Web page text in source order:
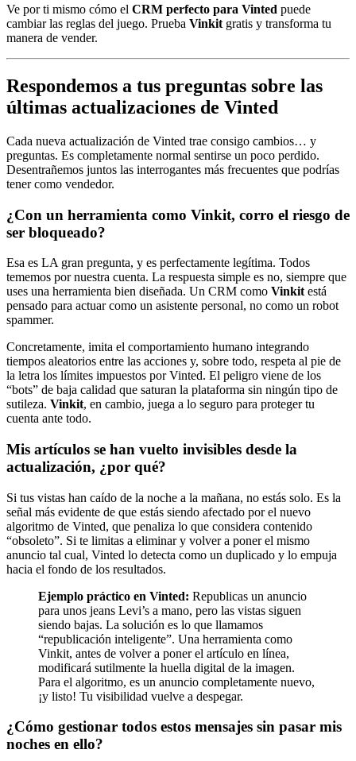
Ve por ti mismo cómo el CRM perfecto para Vinted puede
cambiar las reglas del juego. Prueba Vinkit gratis y transforma tu
manera de vender.
Respondemos a tus preguntas sobre las
últimas actualizaciones de Vinted
Cada nueva actualización de Vinted trae consigo cambios… y
preguntas. Es completamente normal sentirse un poco perdido.
Desentrañemos juntos las interrogantes más frecuentes que podrías
tener como vendedor.
¿Con un herramienta como Vinkit, corro el riesgo de
ser bloqueado?
Esa es LA gran pregunta, y es perfectamente legítima. Todos
tememos por nuestra cuenta. La respuesta simple es no, siempre que
uses una herramienta bien diseñada. Un CRM como Vinkit está
pensado para actuar como un asistente personal, no como un robot
spammer.
Concretamente, imita el comportamiento humano integrando
tiempos aleatorios entre las acciones y, sobre todo, respeta al pie de
la letra los límites impuestos por Vinted. El peligro viene de los
“bots” de baja calidad que saturan la plataforma sin ningún tipo de
sutileza. Vinkit, en cambio, juega a lo seguro para proteger tu
cuenta ante todo.
Mis artículos se han vuelto invisibles desde la
actualización, ¿por qué?
Si tus vistas han caído de la noche a la mañana, no estás solo. Es la
señal más evidente de que estás siendo afectado por el nuevo
algoritmo de Vinted, que penaliza lo que considera contenido
“obsoleto”. Si te limitas a eliminar y volver a poner el mismo
anuncio tal cual, Vinted lo detecta como un duplicado y lo empuja
hacia el fondo de los resultados.
Ejemplo práctico en Vinted: Republicas un anuncio
para unos jeans Levi’s a mano, pero las vistas siguen
siendo bajas. La solución es lo que llamamos
“republicación inteligente”. Una herramienta como
Vinkit, antes de volver a poner el artículo en línea,
modificará sutilmente la huella digital de la imagen.
Para el algoritmo, es un anuncio completamente nuevo,
¡y listo! Tu visibilidad vuelve a despegar.
¿Cómo gestionar todos estos mensajes sin pasar mis
noches en ello?